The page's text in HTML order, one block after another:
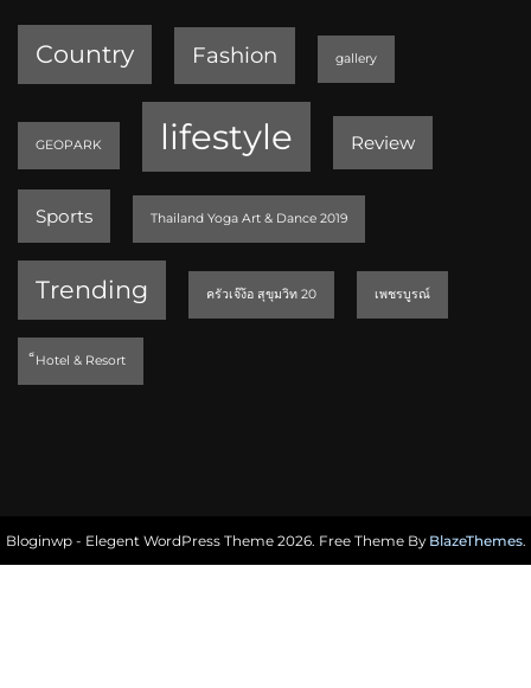
Country Fashion gallery
GEOPARK lifestyle Review
Sports Thailand Yoga Art & Dance 2019
Trending ครัวเจ๊ง้อ สุขุมวิท 20 เพชรบูรณ์
็Hotel & Resort
Bloginwp - Elegent WordPress Theme 2026. Free Theme By BlazeThemes.